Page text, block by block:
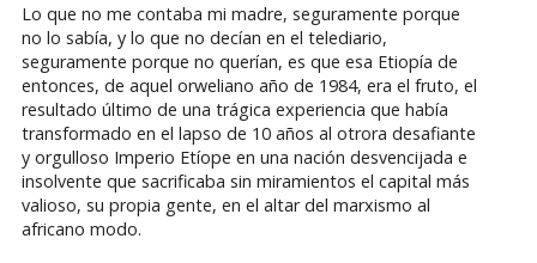
Lo que no me contaba mi madre, seguramente porque
no lo sabía, y lo que no decían en el telediario,
seguramente porque no querían, es que esa Etiopía de
entonces, de aquel orweliano año de 1984, era el fruto, el
resultado último de una trágica experiencia que había
transformado en el lapso de 10 años al otrora desafiante
y orgulloso Imperio Etíope en una nación desvencijada e
insolvente que sacrificaba sin miramientos el capital más
valioso, su propia gente, en el altar del marxismo al
africano modo.